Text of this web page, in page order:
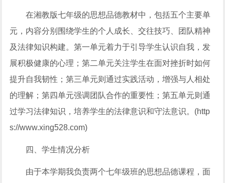
在湘教版七年级的思想品德教材中，包括五个主要单
元，内容分别围绕学生的个人成长、交往技巧、团队精神
及法律知识构建。第一单元着力于引导学生认识自我，发
展积极健康的心理；第二单元关注学生在面对挫折时如何
提升自我韧性；第三单元则通过实践活动，增强与人相处
的理解；第四单元强调团队合作的重要性；第五单元则通
过学习法律知识，培养学生的法律意识和守法意识。(http
s://www.xing528.com)
四、学生情况分析
由于本学期我负责两个七年级班的思想品德课程，面